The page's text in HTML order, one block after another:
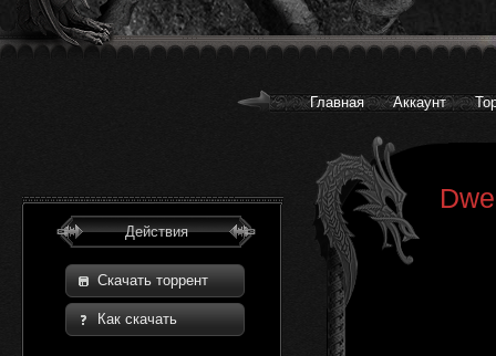
Главная Аккаунт
Действия
Скачать торрент
Как скачать